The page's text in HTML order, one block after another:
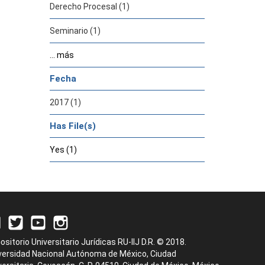
Derecho Procesal (1)
Seminario (1)
... más
Fecha
2017 (1)
Has File(s)
Yes (1)
Universitario Jurídicas RU-IIJ D.R. © 2018.
Nacional Autónoma de México, Ciudad